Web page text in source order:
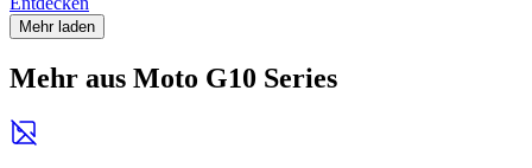
Mehr laden
Mehr aus Moto G10 Series